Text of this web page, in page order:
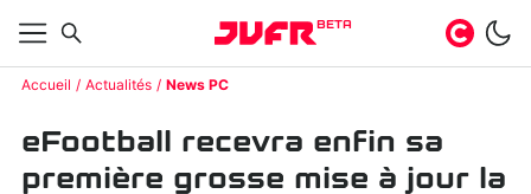
BETA
Accueil Actualités News PC
eFootball recevra enfin sa
première grosse mise à jour la